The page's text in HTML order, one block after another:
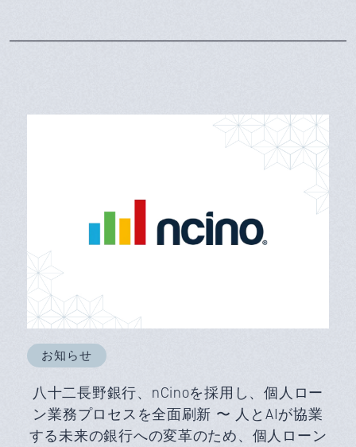
お知らせ
八十二長野銀行、nCinoを採用し、個人ロー
ン業務プロセスを全面刷新 〜 人とAIが協業
する未来の銀行への変革のため、個人ローン